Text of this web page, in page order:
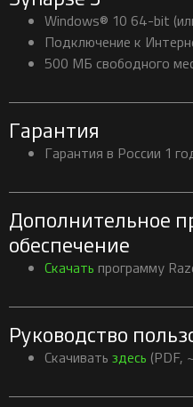
Windows® 10 64-bit
Подключение к
500 МБ свободного
Гарантия
Гарантия в России 1
Дополнительное
обеспечение
Скачать программу
Руководство
Скачивать здесь (PDF,